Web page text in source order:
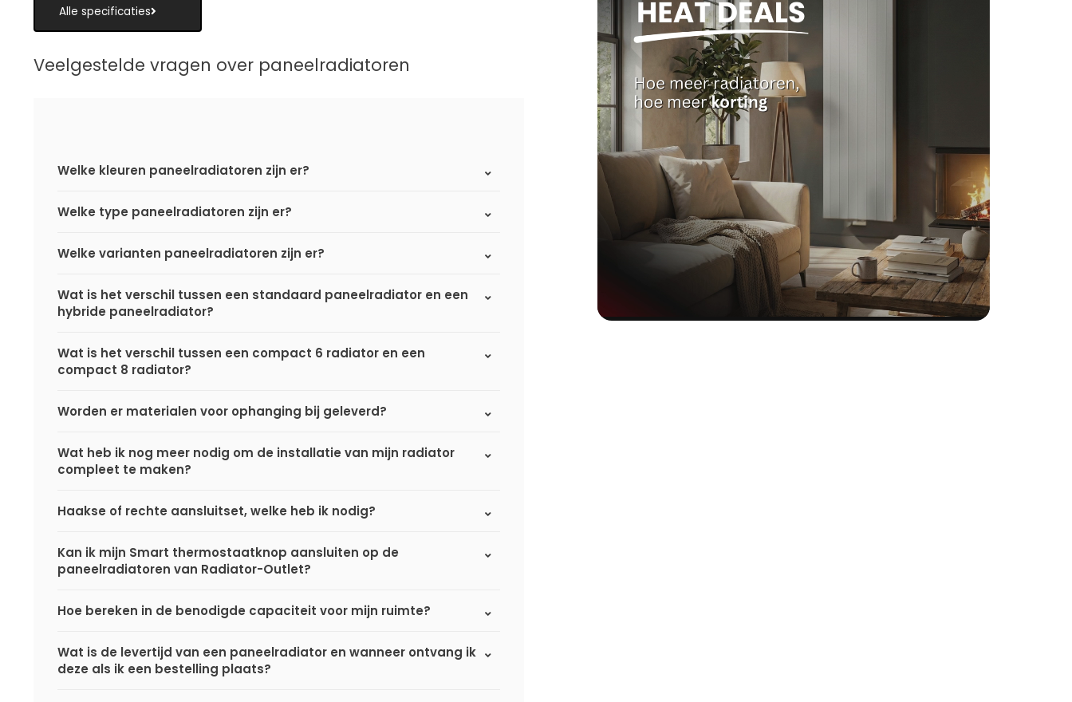
Alle specificaties
Veelgestelde vragen over paneelradiatoren
Welke kleuren paneelradiatoren zijn er?
Welke type paneelradiatoren zijn er?
Welke varianten paneelradiatoren zijn er?
Wat is het verschil tussen een standaard paneelradiator en een
hybride paneelradiator?
Wat is het verschil tussen een compact 6 radiator en een
compact 8 radiator?
Worden er materialen voor ophanging bij geleverd?
Wat heb ik nog meer nodig om de installatie van mijn radiator
compleet te maken?
Haakse of rechte aansluitset, welke heb ik nodig?
Kan ik mijn Smart thermostaatknop aansluiten op de
paneelradiatoren van Radiator-Outlet?
Hoe bereken in de benodigde capaciteit voor mijn ruimte?
Wat is de levertijd van een paneelradiator en wanneer ontvang ik
deze als ik een bestelling plaats?